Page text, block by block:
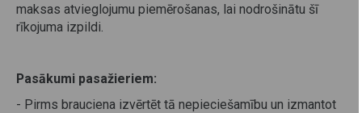
maksas atvieglojumu piemērošanas, lai nodrošinātu šī
rīkojuma izpildi.
Pasākumi pasažieriem:
- Pirms brauciena izvērtēt tā nepieciešamību un izmantot